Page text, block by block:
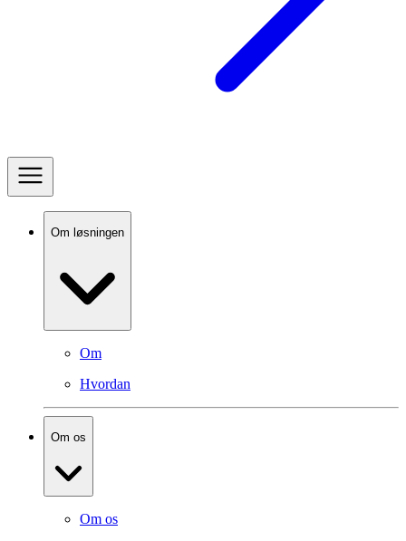
Om løsningen
Om
Hvordan
Om os
Om os